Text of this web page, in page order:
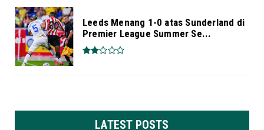
Leeds Menang 1-0 atas Sunderland di
Premier League Summer Se...
LATEST POSTS